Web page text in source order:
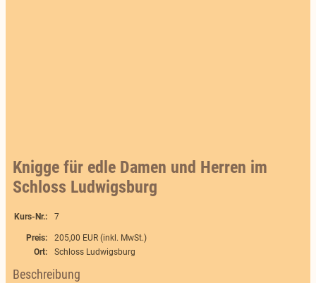
Knigge für edle Damen und Herren im
Schloss Ludwigsburg
Kurs-Nr.: 7
Preis:
205,00 EUR (inkl. MwSt.)
Ort:
Schloss Ludwigsburg
Beschreibung